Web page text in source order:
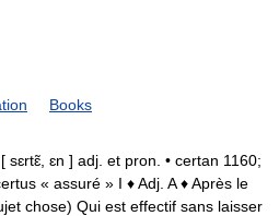
Books
ɛn ] adj. et pron. • certan 1160;
« assuré » I ♦ Adj. A ♦ Après le
chose) Qui est effectif sans laisser